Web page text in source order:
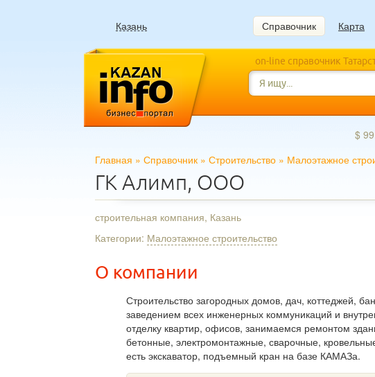
Казань Справочник Карта
on-line справочник
$
Главная » Справочник » Строительство » Малоэтажное
ГК Алимп, ООО
строительная компания, Казань
Категории: Малоэтажное строительство
О компании
Строительство загородных домов, дач, коттеджей,
заведением всех инженерных коммуникаций и
отделку квартир, офисов, занимаемся ремонтом
бетонные, электромонтажные, сварочные,
есть экскаватор, подъемный кран на базе КАМАЗа.